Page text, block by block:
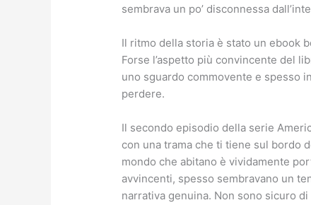
sembrava un po’ disconnessa
Il ritmo della storia è stato un ebook
Forse l’aspetto più convincente del
uno sguardo commovente e spesso
perdere.
Il secondo episodio della serie
con una trama che ti tiene sul bordo
mondo che abitano è vividamente
avvincenti, spesso sembravano un
narrativa genuina. Non sono sicuro